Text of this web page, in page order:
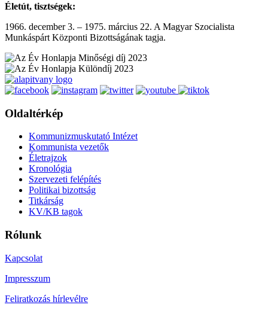
Életút, tisztségek:
1966. december 3. – 1975. március 22. A Magyar Szocialista
Munkáspárt Központi Bizottságának tagja.
Oldaltérkép
Kommunizmuskutató Intézet
Kommunista vezetők
Életrajzok
Kronológia
Szervezeti felépítés
Politikai bizottság
Titkárság
KV/KB tagok
Rólunk
Kapcsolat
Impresszum
Feliratkozás hírlevélre